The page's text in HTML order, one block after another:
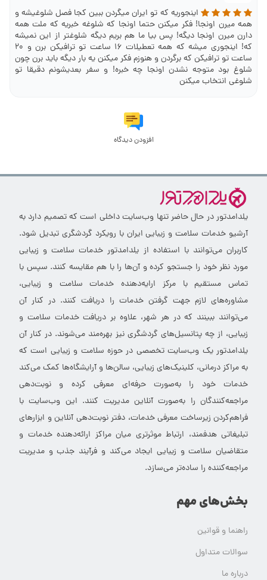
اینجوریه که تو ایران میگردن ببین کجا فصل شلوغیشه و
همه میرن اونجا! فکر میکنن حتما اونجا که شلوغه خبریه که ملت همه
دارن میرن اونجا دیگه! پس بیا ما هم بریم دیگه شلوغتر از این نمیشه
که! اینجوری میشه که همه تعطیلات 16 ساعت تو ترافیکن برن و 20
ساعت تو ترافیکن که برگردن و هنوزم فکر میکنن یه بار دیگه باید برن چون
شلوغ بود متوجه نشدن اونجا چه خبره! و سفر بعدیشونم دقیقا تو
شلوغی انتخاب میکنن
افزودن دیدگاه
یلدامدتور در حال حاضر تنها وب‌سایت داخلی است که تصمیم دارد به
آرشیو خدمات سلامت و زیبایی ایران با رویکرد گردشگری تبدیل شود.
کاربران می‌توانند با استفاده از یلدامدتور خدمات سلامت و زیبایی
مورد نظر خود را جستجو کرده و آن‌ها را با هم مقایسه کنند. سپس با
تماس مستقیم با مرکز ارایه‌دهنده خدمات سلامت و زیبایی،
مشاوره‌های لازم جهت گرفتن خدمات را دریافت کنند. در کنار آن
می‌توانند ببینند که در هر شهر، علاوه بر دریافت خدمات سلامت و
زیبایی، از چه پتانسیل‌های گردشگری نیز بهره‌مند می‌شوند. در کنار آن
یلدامدتور یک وب‌سایت تخصصی در حوزه سلامت و زیبایی است که
به مراکز درمانی، کلینیک‌های زیبایی، سالن‌ها و آرایشگاه‌ها کمک می‌کند
خدمات خود را به‌صورت حرفه‌ای معرفی کرده و نوبت‌دهی
مراجعه‌کنندگان را به‌صورت آنلاین مدیریت کنند. این وب‌سایت با
فراهم‌کردن زیرساخت معرفی خدمات، دفتر نوبت‌دهی آنلاین و ابزارهای
تبلیغاتی هدفمند، ارتباط موثرتری میان مراکز ارائه‌دهنده خدمات و
متقاضیان سلامت و زیبایی ایجاد می‌کند و فرآیند جذب و مدیریت
مراجعه‌کننده را ساده‌تر می‌سازد.
بخش‌های مهم
راهنما و قوانین
سوالات متداول
درباره ما